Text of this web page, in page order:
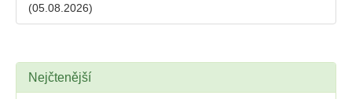
(05.08.2026)
Nejčtenější